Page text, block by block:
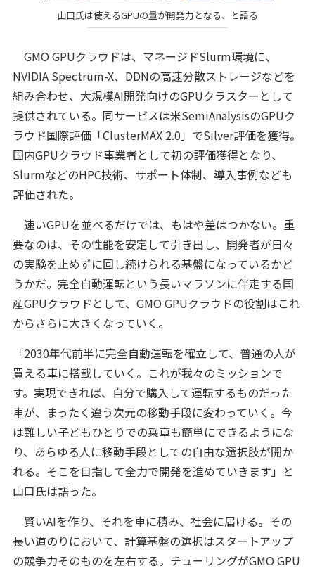
山口氏は使えるGPUの量が開発力となる、と語る
GMO GPUクラウドは、マネージドSlurm環境に、
NVIDIA Spectrum-X、DDNの高速分散ストレージなどを
組み合わせ、大規模AI開発向けのGPUクラスターとして
提供されている。同サービスは米SemiAnalysisのGPUク
ラウド国際評価「ClusterMAX 2.0」でSilver評価を獲得。
国内GPUクラウド事業者として初の評価獲得となり、
SlurmなどのHPC技術、サポート体制、導入事例なども
評価された。
速いGPUを並べるだけでは、もはや差はつかない。重
要なのは、その性能を安定して引き出し、開発者が日々
の実験を止めずに回し続けられる基盤になっているかど
うかだ。完全自動運転という長いマラソンに伴走する国
産GPUクラウドとして、GMO GPUクラウドの役割はこれ
からさらに大きくなっていく。
「2030年代前半に完全自動運転を確立して、普通の人が
買える車に搭載していく。これが我々のミッションで
す。実現できれば、自分で購入して運転するものだった
車が、まったく違う次元の移動手段に変わっていく。今
は難しい子どもひとりでの乗車も簡単にできるようにな
り、あらゆる人に移動手段としての自由な選択肢が開か
れる。そこを目指して全力で開発を進めていきます」と
山口氏は語った。
賢いAIを作り、それを車に積み、社会に届ける。その
長い道のりにおいて、計算基盤の選択はスタートアップ
の競争力そのものを左右する。チューリングがGMO GPU